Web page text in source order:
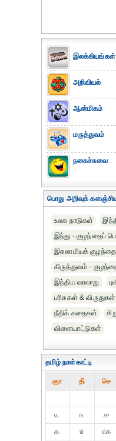
இலக்கியங்கள்
அறிவியல்
ஆன்மிகம்
மருத்துவம்
நகைச்சுவை
பொது அறிவுக்
உலக நாடுகள்
இந்து - குழந்தைப்
இசுலாமியக்
கிருத்துவம் -
இந்திய வரலாறு
பரிசுகள் & விருதுகள்
நீதிக் கதைகள்
விளையாட்டுகள்
தமிழ் நாள்காட்டி
ஞா தி் செ
௨
௩ ௪
௯
௰ ௰௧